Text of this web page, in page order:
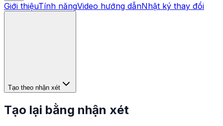
Giới thiệuTính năngVideo hướng dẫnNhật ký thay đổi
Tạo theo nhận xét
Tạo lại bằng nhận xét